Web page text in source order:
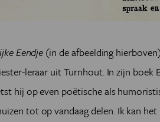
Eendje (in de afbeelding
leraar uit Turnhout. In zijn boek
hij op even poëtische als
tot op vandaag delen. Ik kan